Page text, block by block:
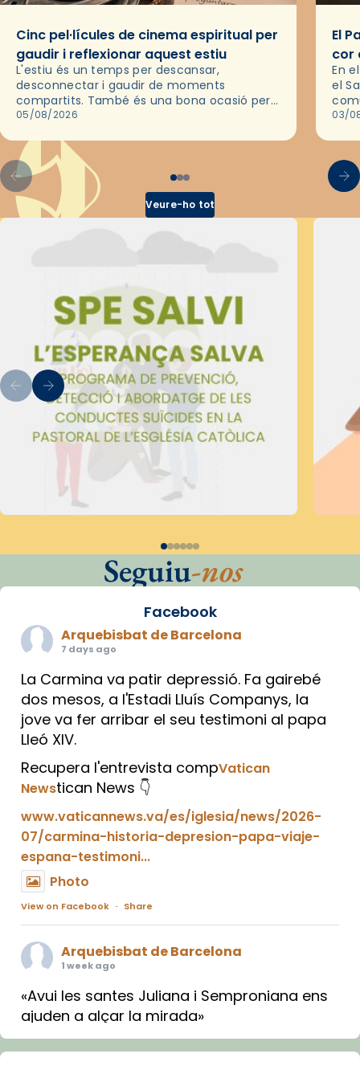
Cinc pel·lícules de cinema espiritual per
gaudir i reflexionar aquest estiu
L'estiu és un temps per descansar,
desconnectar i gaudir de moments
compartits. També és una bona ocasió per
deixar-se portar per una bona història i, a
05/08/2026
El
cor
En
el
de
03/
Veure-ho tot
Seguiu-nos
Facebook
Arquebisbat de Barcelona
7 days ago
La Carmina va patir depressió. Fa gairebé
dos mesos, a l'Estadi Lluís Companys, la
jove va fer arribar el seu testimoni al papa
Lleó XIV.
Recupera l'entrevista compVatican
Newstican News 👇
www.vaticannews.va/es/iglesia/news/2026-
07/carmina-historia-depresion-papa-viaje-
espana-testimoni...
Photo
View on Facebook · Share
Arquebisbat de Barcelona
1 week ago
«Avui les santes Juliana i Semproniana ens
ajuden a alçar la mirada»
Mons. Sergi Gordo, bisbe de Tortosa, ha